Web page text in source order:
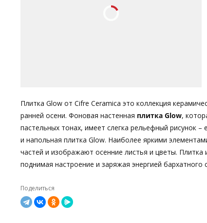
Плитка Glow от Cifre Ceramica это коллекция
ранней осени. Фоновая настенная плитка Glow,
пастельных тонах, имеет слегка рельефный рисунок
и напольная плитка Glow. Наиболее яркими
частей и изображают осенние листья и цветы. Плитка
поднимая настроение и заряжая энергией бархатного
Поделиться